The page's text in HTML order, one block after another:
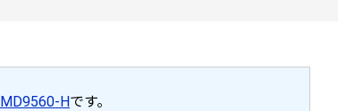
MD9560-Hです。